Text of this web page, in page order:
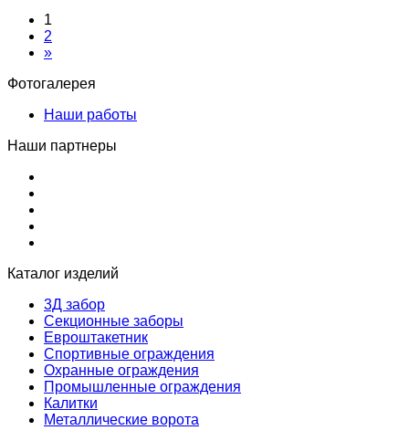
1
2
»
Фотогалерея
Наши работы
Наши партнеры
Каталог изделий
3Д забор
Секционные заборы
Евроштакетник
Спортивные ограждения
Охранные ограждения
Промышленные ограждения
Калитки
Металлические ворота